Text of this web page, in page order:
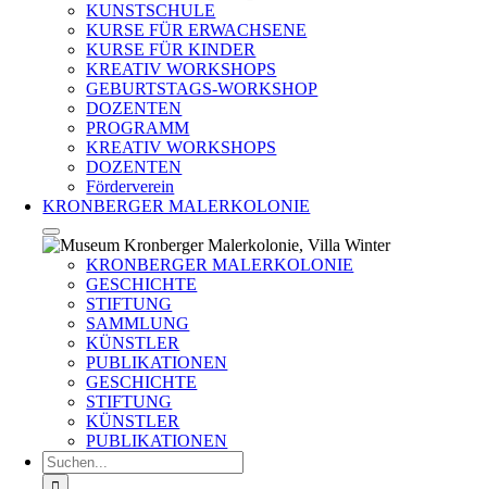
KUNSTSCHULE
KURSE FÜR ERWACHSENE
KURSE FÜR KINDER
KREATIV WORKSHOPS
GEBURTSTAGS-WORKSHOP
DOZENTEN
PROGRAMM
KREATIV WORKSHOPS
DOZENTEN
Förderverein
KRONBERGER MALERKOLONIE
KRONBERGER MALERKOLONIE
GESCHICHTE
STIFTUNG
SAMMLUNG
KÜNSTLER
PUBLIKATIONEN
GESCHICHTE
STIFTUNG
KÜNSTLER
PUBLIKATIONEN
Suche
nach: